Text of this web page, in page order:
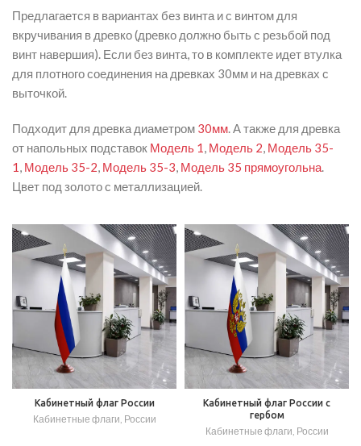
Предлагается в вариантах без винта и с винтом для
вкручивания в древко (древко должно быть с резьбой под
винт навершия). Если без винта, то в комплекте идет втулка
для плотного соединения на древках 30мм и на древках с
выточкой.
Подходит для древка диаметром 30мм. А также для древка
от напольных подставок Модель 1, Модель 2, Модель 35-
1, Модель 35-2, Модель 35-3, Модель 35 прямоугольна.
Цвет под золото с металлизацией.
Кабинетный флаг России
Кабинетные флаги, России
Кабинетный флаг России с
гербом
Кабинетные флаги, России